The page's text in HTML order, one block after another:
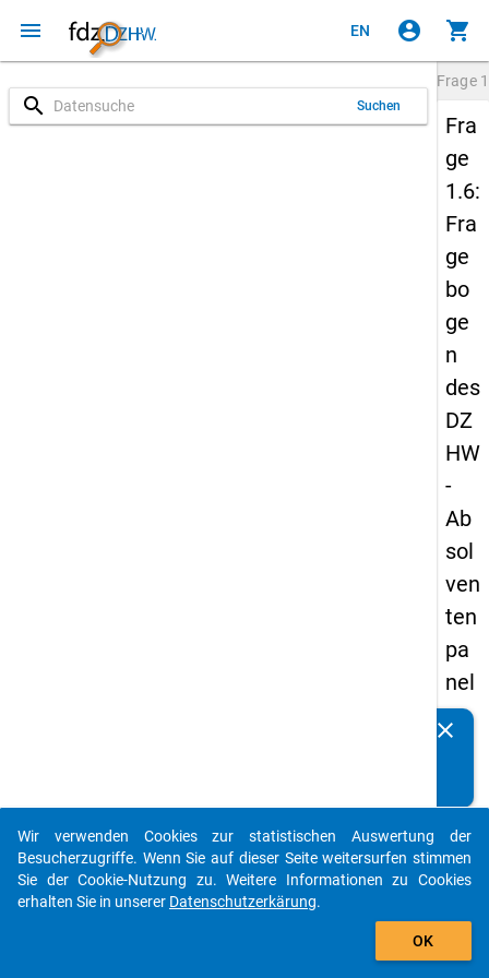
menu EN account_circle shopping_cart
search Suchen
Frage
Fra
ge
1.6:
Fra
ge
bo
ge
n
des
DZ
HW
-
Ab
sol
ven
ten
pa
nel
s
-
zw
eit
clear
auto_stories
add_shopping_cart
Wir verwenden Cookies zur statistischen Auswertung der
Besucherzugriffe. Wenn Sie auf dieser Seite weitersurfen stimmen
Sie der Cookie-Nutzung zu. Weitere Informationen zu Cookies
erhalten Sie in unserer Datenschutzerkärung.
OK